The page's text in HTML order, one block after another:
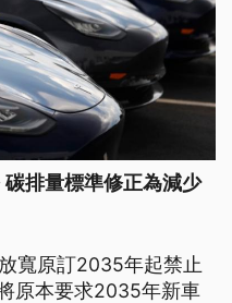
排量標準修正為減少
寬原訂2035年起禁止
原本要求2035年新車